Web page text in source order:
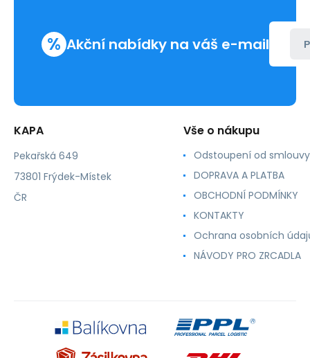
% Akční nabídky na váš e-mail
KAPA
Pekařská 649
73801 Frýdek-Místek
ČR
Vše o nákupu
Odstoupení od smlouvy
DOPRAVA A PLATBA
OBCHODNÍ PODMÍNKY
KONTAKTY
Ochrana osobních
NÁVODY PRO ZRCADLA